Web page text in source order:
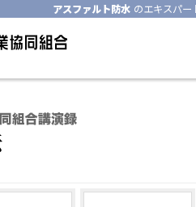
アスファルト防水 のエキスパ